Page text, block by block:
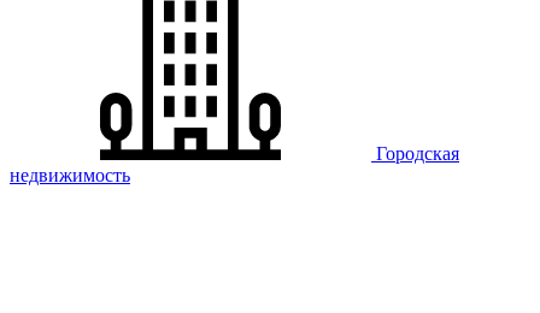
Городская
недвижимость